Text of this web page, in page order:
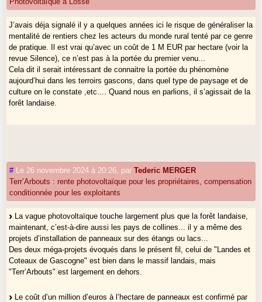
J’avais déja signalé il y a quelques années ici le risque de généraliser la
mentalité de rentiers chez les acteurs du monde rural tenté par ce genre
de pratique. Il est vrai qu’avec un coût de 1 M EUR par hectare (voir la
revue Silence), ce n’est pas à la portée du premier venu...
Cela dit il serait intéressant de connaitre la portée du phénomène
aujourd’hui dans les terroirs gascons, dans quel type de paysage et de
culture on le constate ,etc.... Quand nous en parlions, il s’agissait de la
forêt landaise.
# Le 26 novembre 2024 à 20:26 parTederic MERGER
Terr’Arbouts : rente photovoltaïque pour les propriétaires, compensation
conditionnée pour les exploitants
La vague photovoltaïque touche largement plus que la forêt landaise,
maintenant, c’est-à-dire aussi les pays de collines... il y a même des
projets d’installation de panneaux sur des étangs ou lacs...
Des deux méga-projets évoqués dans le présent fil, celui de "Landes et
Coteaux de Gascogne" est bien dans le massif landais, mais
"Terr’Arbouts" est largement en dehors.
Le coût d’un million d’euros à l’hectare de panneaux est confirmé par